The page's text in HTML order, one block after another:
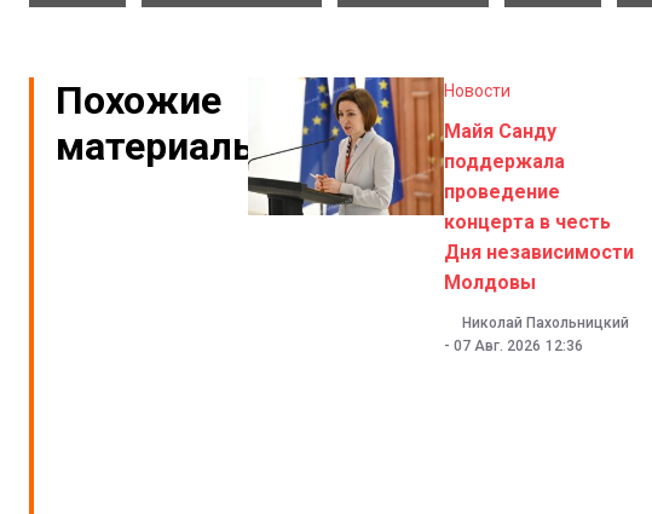
Похожие
материалы
Новости
Майя Санду
поддержала
проведение
концерта в честь
Дня независимости
Молдовы
Николай Пахольницкий
- 07 Авг. 2026 12:36